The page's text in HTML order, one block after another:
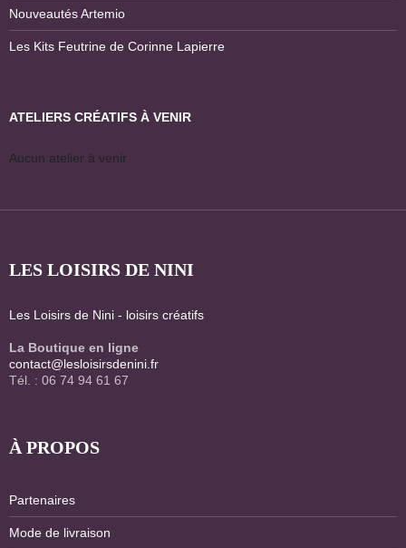
Nouveautés Artemio
Les Kits Feutrine de Corinne Lapierre
ATELIERS CRÉATIFS À VENIR
Aucun atelier à venir
LES LOISIRS DE NINI
Les Loisirs de Nini - loisirs créatifs
La Boutique en ligne
contact@lesloisirsdenini.fr
Tél. : 06 74 94 61 67
À PROPOS
Partenaires
Mode de livraison